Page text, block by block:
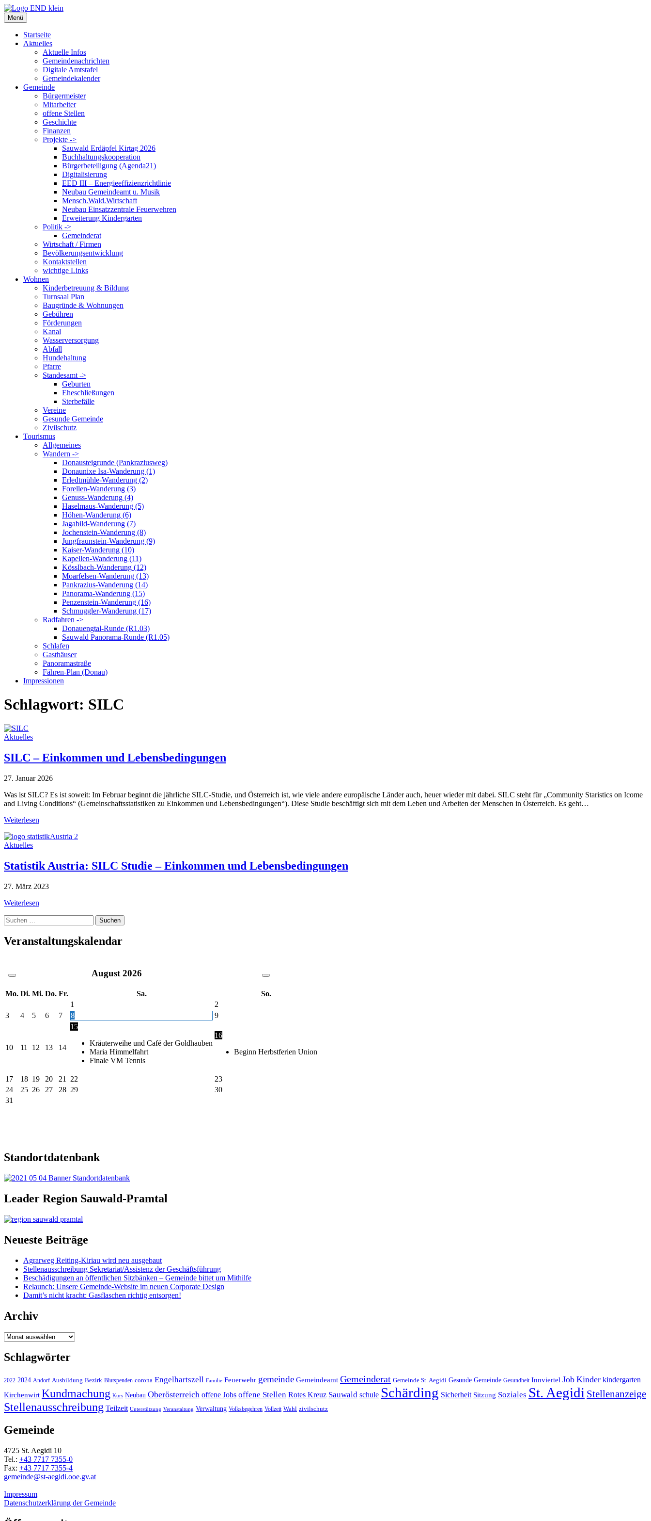
Zum
Inhalt
springen
Menü
Startseite
Aktuelles
Aktuelle Infos
Gemeindenachrichten
Digitale Amtstafel
Gemeindekalender
Gemeinde
Bürgermeister
Mitarbeiter
offene Stellen
Geschichte
Finanzen
Projekte ->
Sauwald Erdäpfel Kirtag 2026
Buchhaltungskooperation
Bürgerbeteiligung (Agenda21)
Digitalisierung
EED III – Energieeffizienzrichtlinie
Neubau Gemeindeamt u. Musik
Mensch.Wald.Wirtschaft
Neubau Einsatzzentrale Feuerwehren
Erweiterung Kindergarten
Politik ->
Gemeinderat
Wirtschaft / Firmen
Bevölkerungsentwicklung
Kontaktstellen
wichtige Links
Wohnen
Kinderbetreuung & Bildung
Turnsaal Plan
Baugründe & Wohnungen
Gebühren
Förderungen
Kanal
Wasserversorgung
Abfall
Hundehaltung
Pfarre
Standesamt ->
Geburten
Eheschließungen
Sterbefälle
Vereine
Gesunde Gemeinde
Zivilschutz
Tourismus
Allgemeines
Wandern ->
Donausteigrunde (Pankraziusweg)
Donaunixe Isa-Wanderung (1)
Erledtmühle-Wanderung (2)
Forellen-Wanderung (3)
Genuss-Wanderung (4)
Haselmaus-Wanderung (5)
Höhen-Wanderung (6)
Jagabild-Wanderung (7)
Jochenstein-Wanderung (8)
Jungfraunstein-Wanderung (9)
Kaiser-Wanderung (10)
Kapellen-Wanderung (11)
Kösslbach-Wanderung (12)
Moarfelsen-Wanderung (13)
Pankrazius-Wanderung (14)
Panorama-Wanderung (15)
Penzenstein-Wanderung (16)
Schmuggler-Wanderung (17)
Radfahren ->
Donauengtal-Runde (R1.03)
Sauwald Panorama-Runde (R1.05)
Schlafen
Gasthäuser
Panoramastraße
Fähren-Plan (Donau)
Impressionen
Schlagwort: SILC
Aktuelles
SILC – Einkommen und Lebensbedingungen
27. Januar 2026
Was ist SILC? Es ist soweit: Im Februar beginnt die jährliche SILC-Studie, und Österreich ist, wie viele andere europäische Länder auch, heuer wieder mit dabei. SILC steht für „Community Staristics on Icome
and Living Conditions“ (Gemeinschaftsstatistiken zu Einkommen und Lebensbedingungen“). Diese Studie beschäftigt sich mit dem Leben und Arbeiten der Menschen in Österreich. Es geht…
Weiterlesen
Aktuelles
Statistik Austria: SILC Studie – Einkommen und Lebensbedingungen
27. März 2023
Weiterlesen
Suche
nach:
Veranstaltungskalendar
August 2026
Mo. Di. Mi. Do. Fr. Sa.
So.
1
2
3
4 5 6 7 8 9
10 11 12 13 14
15
Kräuterweihe und Café der Goldhauben
Maria Himmelfahrt
Finale VM Tennis
16
Beginn Herbstferien Union
17 18 19 20 21 22
23
24
25 26 27 28 29
30
31
Standortdatenbank
Leader Region Sauwald-Pramtal
Neueste Beiträge
Agrarweg Reiting-Kiriau wird neu ausgebaut
Stellenausschreibung Sekretariat/Assistenz der Geschäftsführung
Beschädigungen an öffentlichen Sitzbänken – Gemeinde bittet um Mithilfe
Relaunch: Unsere Gemeinde-Website im neuen Corporate Design
Damit’s nicht kracht: Gasflaschen richtig entsorgen!
Archiv
Archiv
Schlagwörter
2022 2024 Andorf Ausbildung Bezirk Blutspenden corona Engelhartszell Familie Feuerwehr gemeinde Gemeindeamt Gemeinderat Gemeinde St. Aegidi Gesunde Gemeinde Gesundheit Innviertel Job Kinder kindergarten
Kirchenwirt Kundmachung Kurs Neubau Oberösterreich offene Jobs offene Stellen Rotes Kreuz Sauwald schule Schärding Sicherheit Sitzung Soziales St. Aegidi Stellenanzeige
Stellenausschreibung Teilzeit Unterstützung Veranstaltung Verwaltung Volksbegehren Vollzeit Wahl zivilschutz
Gemeinde
4725 St. Aegidi 10
Tel.: +43 7717 7355-0
Fax: +43 7717 7355-4
gemeinde@st-aegidi.ooe.gv.at
Impressum
Datenschutzerklärung der Gemeinde